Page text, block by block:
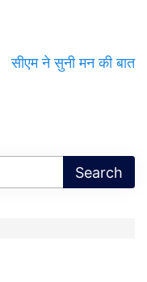
सीएम ने सुनी मन की बात